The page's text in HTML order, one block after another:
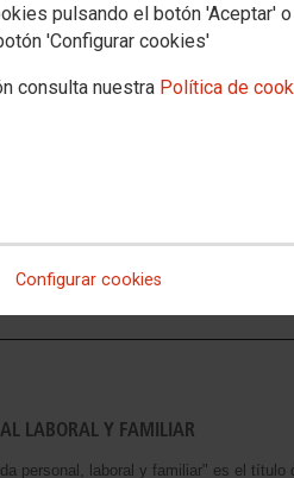
pulsando el botón 'Aceptar'
'Configurar cookies'
consulta nuestra Política de
Configurar cookies
LABORAL Y FAMILIAR
personal, laboral y familiar" es el título